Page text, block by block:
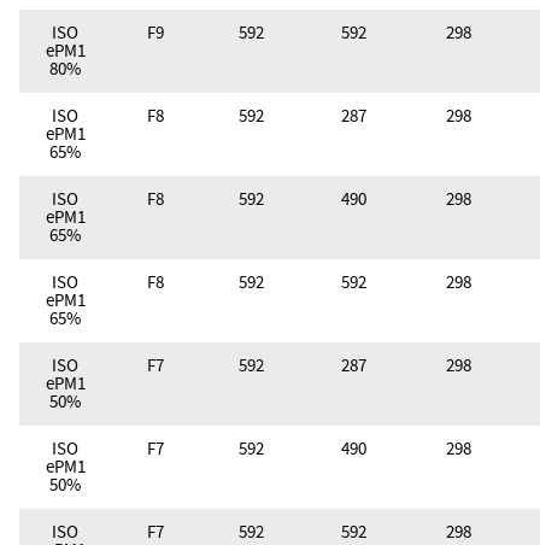
ISO
ePM1
80%
F9 592 592 298
ISO
ePM1
65%
F8 592 287 298
ISO
ePM1
65%
F8 592 490 298
ISO
ePM1
65%
F8 592 592 298
ISO
ePM1
50%
F7 592 287 298
ISO
ePM1
50%
F7 592 490 298
ISO F7 592 592 298